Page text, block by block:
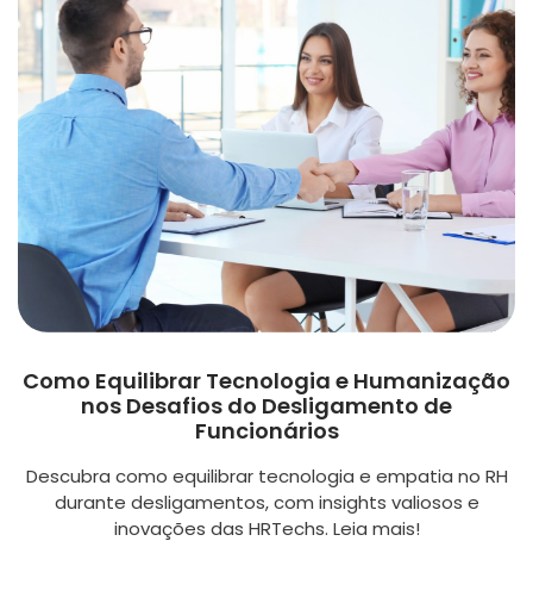
Como Equilibrar Tecnologia e Humanização
nos Desafios do Desligamento de
Funcionários
Descubra como equilibrar tecnologia e empatia no RH
durante desligamentos, com insights valiosos e
inovações das HRTechs. Leia mais!